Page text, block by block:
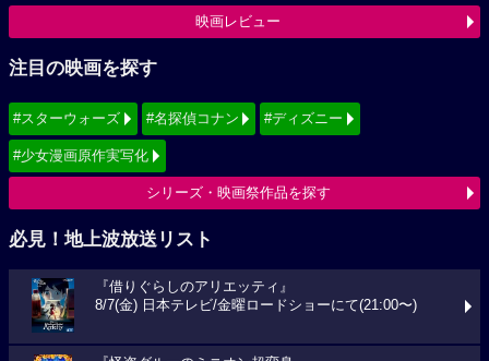
映画レビュー
注目の映画を探す
#スターウォーズ #名探偵コナン #ディズニー
#少女漫画原作実写化
シリーズ・映画祭作品を探す
必見！地上波放送リスト
『借りぐらしのアリエッティ』
8/7(金) 日本テレビ/金曜ロードショーにて(21:00〜)